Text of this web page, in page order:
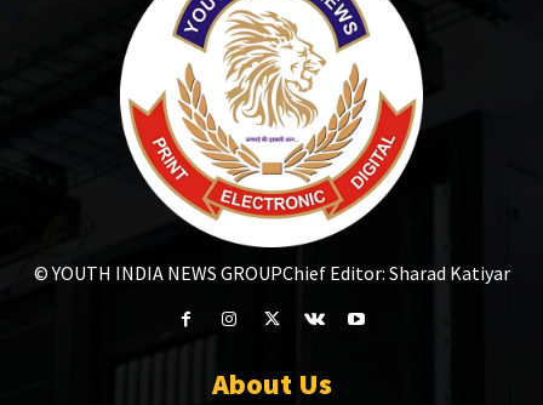
© YOUTH INDIA NEWS GROUPChief Editor: Sharad Katiyar
About Us